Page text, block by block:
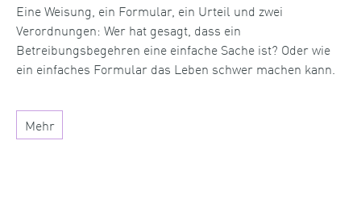
Eine Weisung, ein Formular, ein Urteil und zwei
Verordnungen: Wer hat gesagt, dass ein
Betreibungsbegehren eine einfache Sache ist? Oder wie
ein einfaches Formular das Leben schwer machen kann.
Mehr